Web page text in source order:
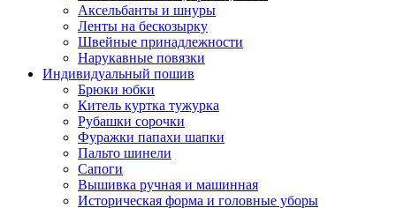
Аксельбанты и шнуры
Ленты на бескозырку
Швейные принадлежности
Нарукавные повязки
Индивидуальный пошив
Брюки юбки
Китель куртка тужурка
Рубашки сорочки
Фуражки папахи шапки
Пальто шинели
Сапоги
Вышивка ручная и машинная
Историческая форма и головные уборы